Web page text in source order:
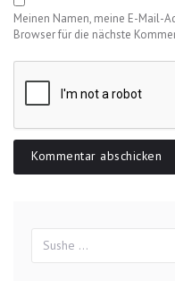
Meinen Namen, meine E-Mail-
Browser für die nächste
für: